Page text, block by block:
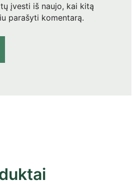
įvesti iš naujo, kai kitą
parašyti komentarą.